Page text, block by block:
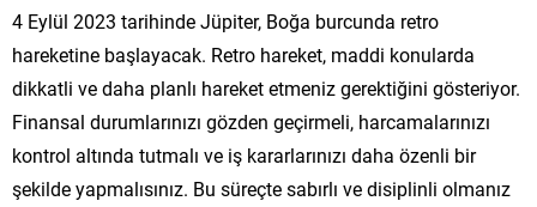
4 Eylül 2023 tarihinde Jüpiter, Boğa burcunda retro
hareketine başlayacak. Retro hareket, maddi konularda
dikkatli ve daha planlı hareket etmeniz gerektiğini gösteriyor.
Finansal durumlarınızı gözden geçirmeli, harcamalarınızı
kontrol altında tutmalı ve iş kararlarınızı daha özenli bir
şekilde yapmalısınız. Bu süreçte sabırlı ve disiplinli olmanız